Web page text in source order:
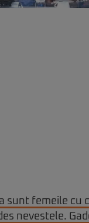
sunt femeile cu
nevestele.